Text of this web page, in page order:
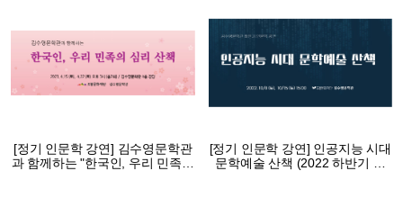
[정기 인문학 강연] 김수영문학관
과 함께하는 "한국인, 우리 민족의
[정기 인문학 강연] 인공지능 시대
문학예술 산책 (2022 하반기 강